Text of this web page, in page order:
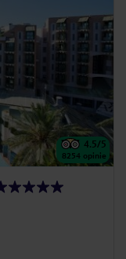
4.5/5
8254 opinie